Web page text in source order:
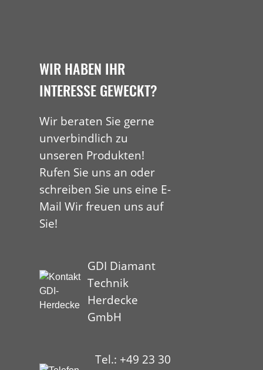
WIR HABEN IHR
INTERESSE GEWECKT?
Wir beraten Sie gerne
unverbindlich zu
unseren Produkten!
Rufen Sie uns an oder
schreiben Sie uns eine E-
Mail Wir freuen uns auf
Sie!
GDI Diamant
Technik
Herdecke
GmbH
Tel.: +49 23 30